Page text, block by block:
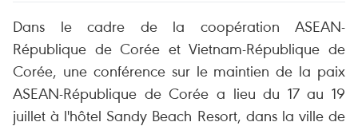
Dans le cadre de la coopération ASEAN-
République de Corée et Vietnam-République de
Corée, une conférence sur le maintien de la paix
ASEAN-République de Corée a lieu du 17 au 19
juillet à l'hôtel Sandy Beach Resort, dans la ville de